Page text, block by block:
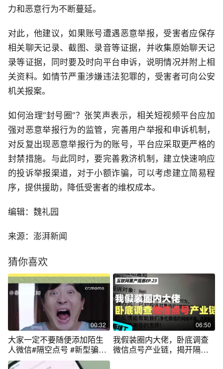
力和恶意行为不断蔓延。
对此，他建议，如果账号遭遇恶意举报，受害者应保存
相关聊天记录、截图、录音等证据，并收集原始聊天记
录等证据，同时要及时向平台申诉，说明情况并附上相
关资料。如情节严重涉嫌违法犯罪的，受害者可向公安
机关报案。
如何治理“封号圈”？张笑声表示，相关短视频平台应加
强对恶意举报行为的监管，完善用户举报和申诉机制，
对反复出现恶意举报行为的账号，平台应采取更严格的
封禁措施。与此同时，要完善救济机制，建立快速响应
的投诉举报渠道，对于小额诈骗，可以考虑建立简易程
序，提供援助，降低受害者的维权成本。
编辑：魏礼园
来源：澎湃新闻
猜你喜欢
00:32
大家一定不要随便添加陌生
人微信#隔空点号 #新型骗局
#安全意识 #微信
06:50
我假装圈内大佬，卧底调查
微信点号产业链，揭开隔空